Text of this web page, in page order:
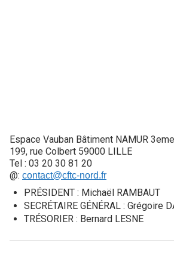
Espace Vauban Bâtiment NAMUR
199, rue Colbert 59000 LILLE
Tel : 03 20 30 81 20
@: contact@cftc-nord.fr
PRÉSIDENT : Michaël RAMBAUT
SECRÉTAIRE GÉNÉRAL : Grégoire
TRÉSORIER : Bernard LESNE